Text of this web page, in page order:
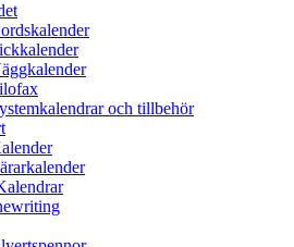
och tillbehör